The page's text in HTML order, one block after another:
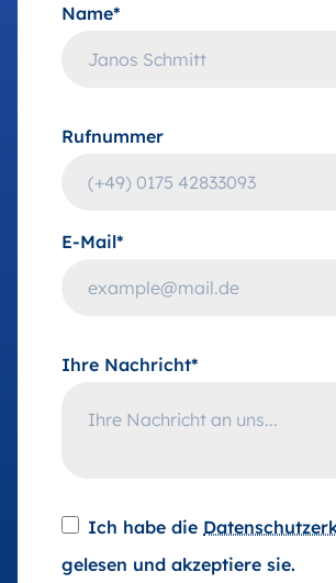
Name*
Rufnummer
E-Mail*
Ihre Nachricht*
Ich habe die
gelesen und akzeptiere sie.